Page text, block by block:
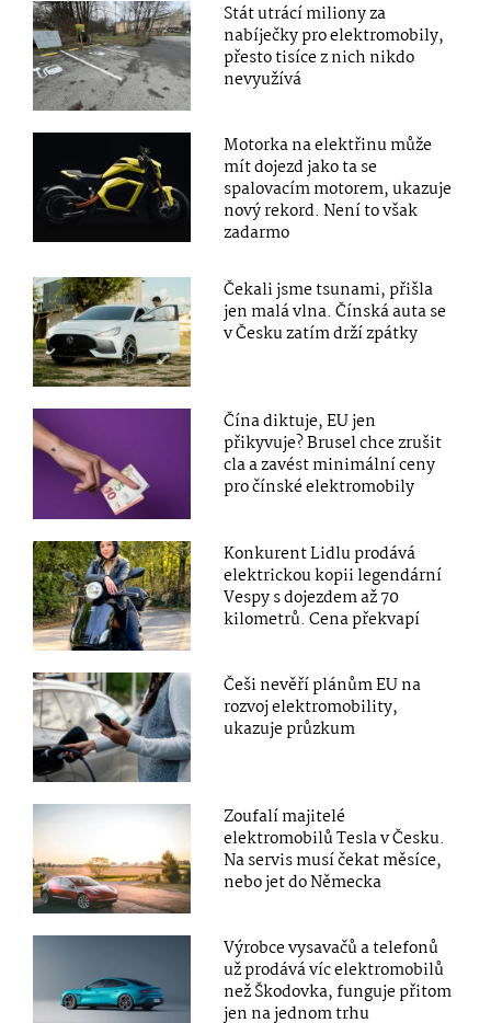
Stát utrácí miliony za
nabíječky pro elektromobily,
přesto tisíce z nich nikdo
nevyužívá
Motorka na elektřinu může
mít dojezd jako ta se
spalovacím motorem, ukazuje
nový rekord. Není to však
zadarmo
Čekali jsme tsunami, přišla
jen malá vlna. Čínská auta se
v Česku zatím drží zpátky
Čína diktuje, EU jen
přikyvuje? Brusel chce zrušit
cla a zavést minimální ceny
pro čínské elektromobily
Konkurent Lidlu prodává
elektrickou kopii legendární
Vespy s dojezdem až 70
kilometrů. Cena překvapí
Češi nevěří plánům EU na
rozvoj elektromobility,
ukazuje průzkum
Zoufalí majitelé
elektromobilů Tesla v Česku.
Na servis musí čekat měsíce,
nebo jet do Německa
Výrobce vysavačů a telefonů
už prodává víc elektromobilů
než Škodovka, funguje přitom
jen na jednom trhu